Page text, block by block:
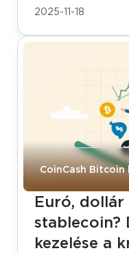
2025-11-18
CoinCash Bitcoin
Euró, dollár
stablecoin?
kezelése a